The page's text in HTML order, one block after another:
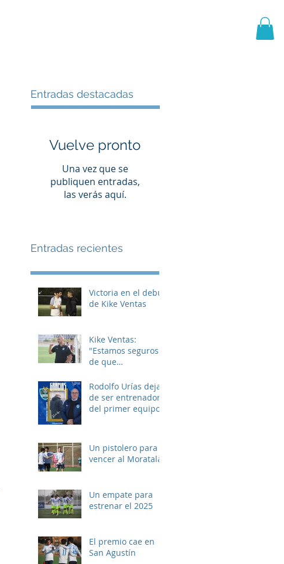
Entradas destacadas
Vuelve pronto
Una vez que se
publiquen entradas,
las verás aquí.
Entradas recientes
Victoria en el debut
de Kike Ventas
Kike Ventas:
"Estamos seguros
de que
muchos buenos
momentos"
Rodolfo Urías deja
de ser entrenador
del primer equipo
Un pistolero para
vencer al Moratalaz
Un empate para
estrenar el 2025
El premio cae en
San Agustín